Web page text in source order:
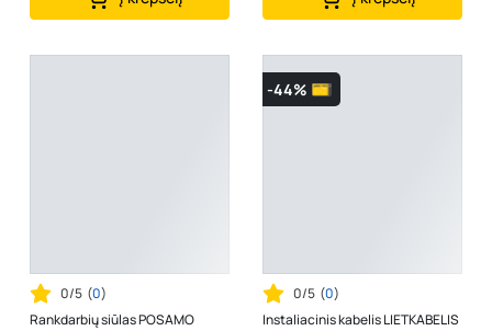
0/5 (0)
Rankdarbių siūlas POSAMO
-44%
0/5 (0)
Instaliacinis kabelis LIETKABELIS